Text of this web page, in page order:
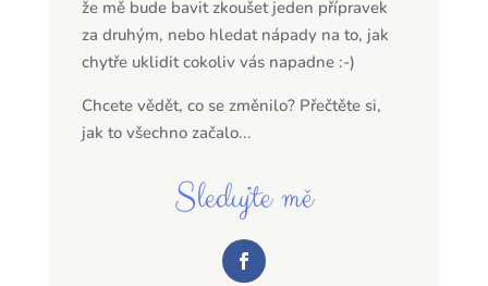
že mě bude bavit zkoušet jeden přípravek
za druhým, nebo hledat nápady na to, jak
chytře uklidit cokoliv vás napadne :-)
Chcete vědět, co se změnilo? Přečtěte si,
jak to všechno začalo...
Sledujte mě